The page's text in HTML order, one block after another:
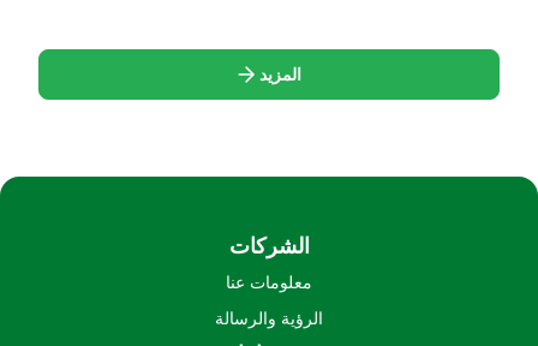
المزيد
الشركات
معلومات عنا
الرؤية والرسالة